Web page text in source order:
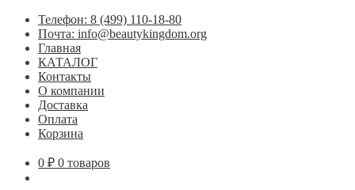
Телефон: 8 (499) 110-18-80
Почта: info@beautykingdom.org
Главная
КАТАЛОГ
Контакты
О компании
Доставка
Оплата
Корзина
0 ₽ 0 товаров